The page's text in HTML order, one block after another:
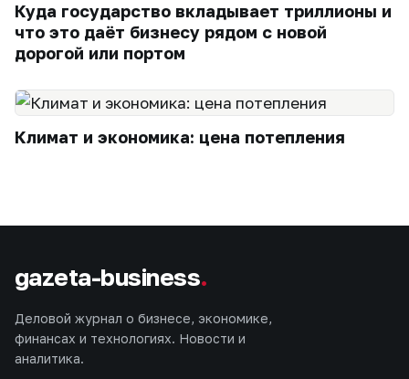
Куда государство вкладывает триллионы и
что это даёт бизнесу рядом с новой
дорогой или портом
Климат и экономика: цена потепления
gazeta-business.
Деловой журнал о бизнесе, экономике,
финансах и технологиях. Новости и
аналитика.